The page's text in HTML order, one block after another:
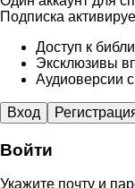
Подписка
Доступ к
Эксклюзивы
Аудиоверсии
Вход
Войти
Укажите почту и